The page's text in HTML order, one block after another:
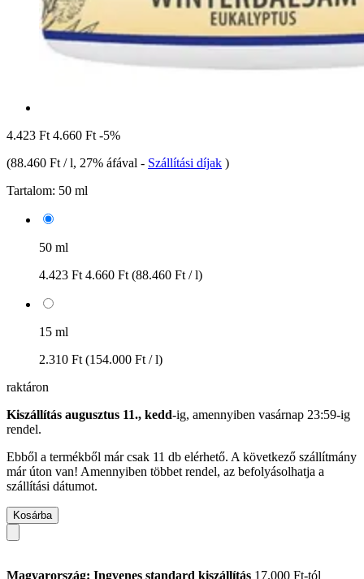
4.423 Ft 4.660 Ft -5%
(88.460 Ft / l, 27% áfával - Szállítási díjak )
Tartalom: 50 ml
50 ml
4.423 Ft 4.660 Ft (88.460 Ft / l)
15 ml
2.310 Ft (154.000 Ft / l)
raktáron
Kiszállítás augusztus 11., kedd-ig, amennyiben vasárnap 23:59-ig
rendel.
Ebből a termékből már csak 11 db elérhető. A következő szállítmány
már úton van! Amennyiben többet rendel, az befolyásolhatja a
szállítási dátumot.
Kosárba
Magyarország: Ingyenes standard kiszállítás 17.000 Ft-tól